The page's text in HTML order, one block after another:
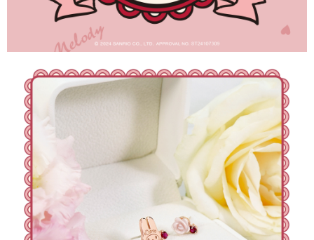
權轉讓予恩沛科技股份有限公司。
２．關於個人資料處理事宜，請瀏覽以下網址：
https://aftee.tw/terms/#terms3
３．未成年的使用者請事先徵得法定代理人或監護人之同意方可使用
４．使用「AFTEE先享後付」時，將依據個別帳號之用戶狀況，依本公司即
時審查核予不同之上限額度；若仍有額度不足之情形，本公司將視審查結果
請求用戶進行身份認證。
５．嚴禁一人註冊多個帳號或使用他人資訊註冊。若發現惡意使用之情形，
恩沛科技股份有限公司將有權停止該用戶之使用額度並採取法律行動。
每筆NT$60，滿NT$1,500(含以上)免運費
付款後門市自取
免運費
貨到付款
每筆NT$90
國家/地區配送 查看運費